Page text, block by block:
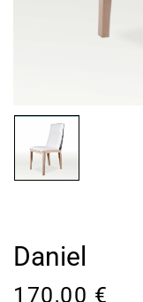
Daniel
170,00 €